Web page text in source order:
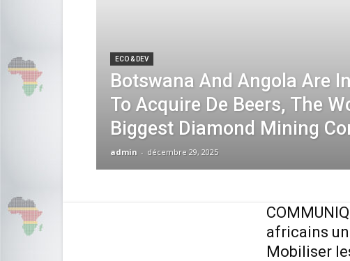
ECO & DEV
Botswana And Angola Are
To Acquire De Beers, The
Biggest Diamond Mining
admin - décembre 29, 2025
africains
Mobiliser